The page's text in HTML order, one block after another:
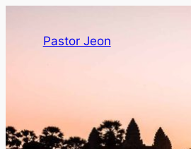
Pastor Jeon